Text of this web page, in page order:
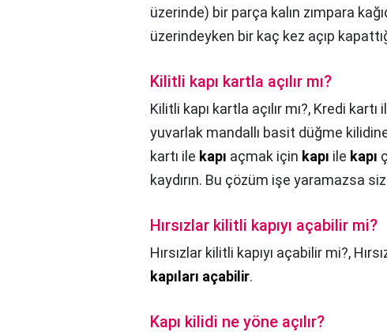
üzerinde) bir parça kalın zımpara
üzerindeyken bir kaç kez açıp
Kilitli kapı kartla açılır mı?
Kilitli kapı kartla açılır mı?, Kredi kartı
yuvarlak mandallı basit düğme
kartı ile kapı açmak için kapı ile kapı
kaydırın. Bu çözüm işe yaramazsa
Hırsızlar kilitli kapıyı açabilir mi?
Hırsızlar kilitli kapıyı açabilir mi?,
kapıları açabilir.
Kapı kilidi ne yöne açılır?